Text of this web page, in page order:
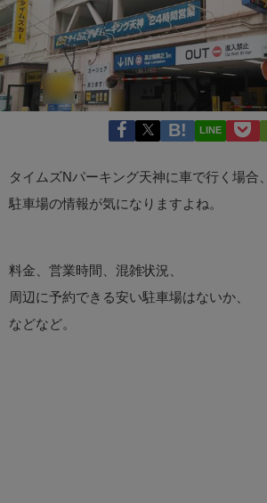
LINE
タイムズNパーキング天神に車で行く場合、
駐車場の情報が気になりますよね。
料金、営業時間、混雑状況、
周辺に予約できる安い駐車場はないか、
などなど。